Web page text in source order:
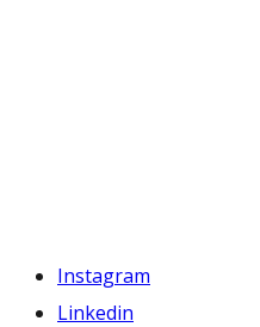
Instagram
Linkedin